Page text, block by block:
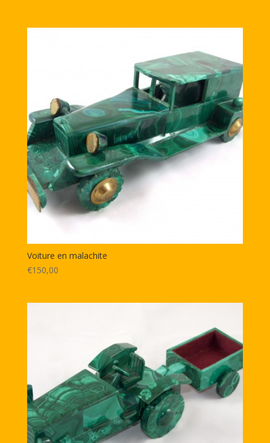
Voiture en malachite
€150,00